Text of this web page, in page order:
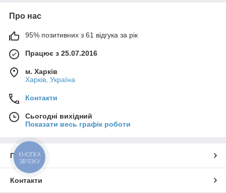
Про нас
95% позитивних з 61 відгука за рік
Працює з 25.07.2016
м. Харків
Харків, Україна
Контакти
Сьогодні вихідний
Показати весь графік роботи
Про нас
Контакти
КНОПКА
ЗВ'ЯЗКУ